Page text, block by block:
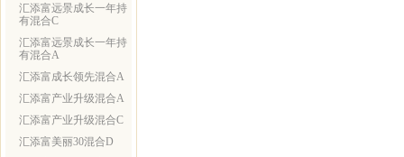
汇添富远景成长一年持
有混合C
汇添富远景成长一年持
有混合A
汇添富成长领先混合A
汇添富产业升级混合A
汇添富产业升级混合C
汇添富美丽30混合D